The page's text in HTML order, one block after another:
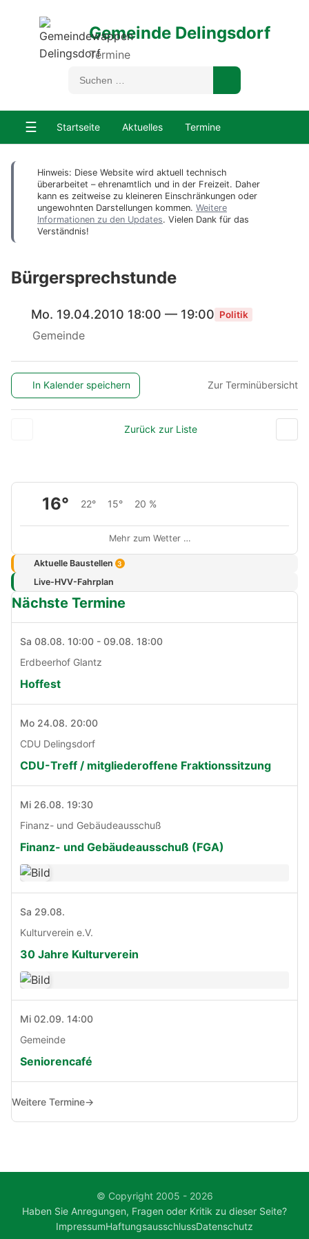
Gemeinde Delingsdorf
Termine
☰ Startseite Aktuelles Termine
Hinweis: Diese Website wird aktuell technisch
überarbeitet – ehrenamtlich und in der Freizeit. Daher
kann es zeitweise zu kleineren Einschränkungen oder
ungewohnten Darstellungen kommen. Weitere
Informationen zu den Updates. Vielen Dank für das
Verständnis!
Bürgersprechstunde
Mo. 19.04.2010 18:00 — 19:00 Politik
Gemeinde
In Kalender speichern Zur Terminübersicht
Zurück zur Liste
16° 22° 15° 20 %
Mehr zum Wetter …
Aktuelle Baustellen 3
Live-HVV-Fahrplan
Nächste Termine
Sa 08.08. 10:00 - 09.08. 18:00
Erdbeerhof Glantz
Hoffest
Mo 24.08. 20:00
CDU Delingsdorf
CDU-Treff / mitgliederoffene Fraktionssitzung
Mi 26.08. 19:30
Finanz- und Gebäudeausschuß
Finanz- und Gebäudeausschuß (FGA)
Sa 29.08.
Kulturverein e.V.
30 Jahre Kulturverein
Mi 02.09. 14:00
Gemeinde
Seniorencafé
Weitere Termine→
© Copyright 2005 - 2026
Haben Sie Anregungen, Fragen oder Kritik zu dieser Seite?
ImpressumHaftungsausschlussDatenschutz